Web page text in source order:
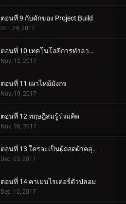
ตอนที่ 9 กับดักของ Project Build
Oct. 29, 2017
ตอนที่ 10 เทคโนโลยีการทำลายล้าง
Nov. 12, 2017
ตอนที่ 11 เผาไหม้มังกร
Nov. 19, 2017
ตอนที่ 12 ทฤษฎีสมรู้ร่วมคิด
Nov. 26, 2017
ตอนที่ 13 ใครจะเป็นผู้ถอดผ้าคลุมหน้าออก?
Dec. 03, 2017
ตอนที่ 14 คาเมนไรเดอร์ตัวปลอม
Dec. 10, 2017